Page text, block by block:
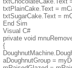
txtPlainCake.Text =
txtSugarCake.Text =
End Sim
Visual C#
private void
{
aDoughnutGroup =